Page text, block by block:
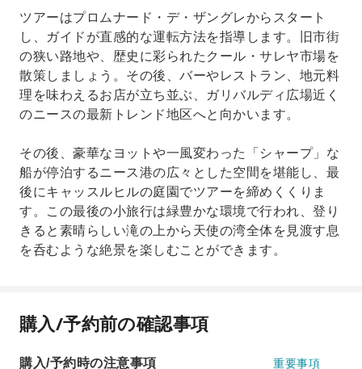
ツアーはプロムナード・デ・ザングレからスタート
し、ガイドが直感的な運転方法を指導します。旧市街
の狭い路地や、歴史に彩られたクール・サレヤ市場を
散策しましょう。その後、バーやレストラン、地元料
理を味わえるお店が立ち並ぶ、ガリバルディ広場近く
のニースの最新トレンド地区へと向かいます。
その後、豪華なヨットや一風変わった「シャープ」な
船が停泊するニース港の広々とした空間を堪能し、最
後にキャッスルヒルの庭園でツアーを締めくくりま
す。この最後の小旅行は緑豊かな環境で行われ、登り
きると素晴らしい滝の上から天使の湾全体を見渡す息
を呑むような絶景を楽しむことができます。
購入/予約前の確認事項
購入/予約時の注意事項 重要事項